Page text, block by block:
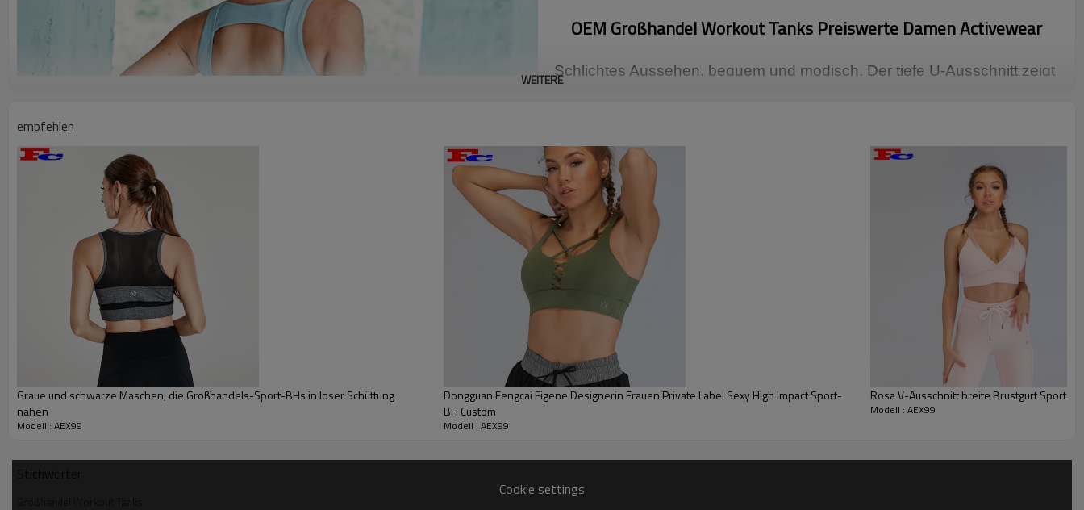
OEM Großhandel Workout Tanks Preiswerte Damen Activewear
Schlichtes Aussehen, bequem und modisch. Der tiefe U-Ausschnitt zeigt
eine stolze weibliche Kurve, und das eingebaute Brustpolster kann die
und zeigt gleichzeitig eine anmutige Silhouette.
Großhandel Workout Tanks oder Passen Sie Ihren Lieblingsstil an
WEITERE
empfehlen
Graue und schwarze Maschen, die Großhandels-Sport-BHs in loser Schüttung
nähen
Modell : AEX99
Dongguan Fengcai Eigene Designerin Frauen Private Label Sexy High Impact Sport-
BH Custom
Modell : AEX99
Rosa V-Ausschnitt breite Brustgurt Sport-
Modell : AEX99
Cookie settings